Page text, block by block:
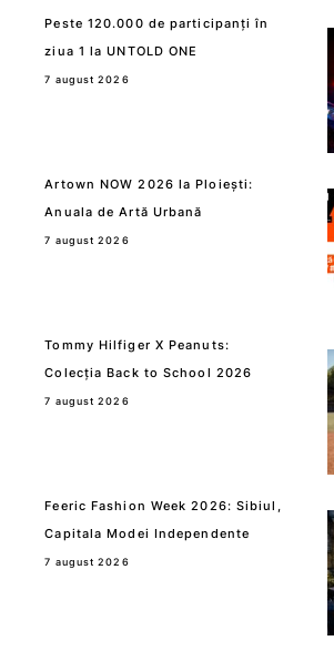
Peste 120.000 de participanți în
ziua 1 la UNTOLD ONE
7 august 2026
Artown NOW 2026 la Ploiești:
Anuala de Artă Urbană
7 august 2026
Tommy Hilfiger X Peanuts:
Colecția Back to School 2026
7 august 2026
Feeric Fashion Week 2026: Sibiul,
Capitala Modei Independente
7 august 2026